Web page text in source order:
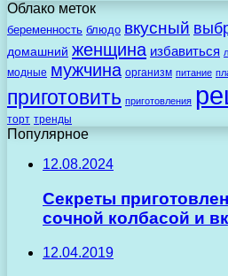
Облако меток
беременность блюдо вкусный
домашний женщина избавиться
модные мужчина организм питание
приготовить приготовления
торт тренды
Популярное
12.08.2024
Секреты
сочной колбасой и
12.04.2019